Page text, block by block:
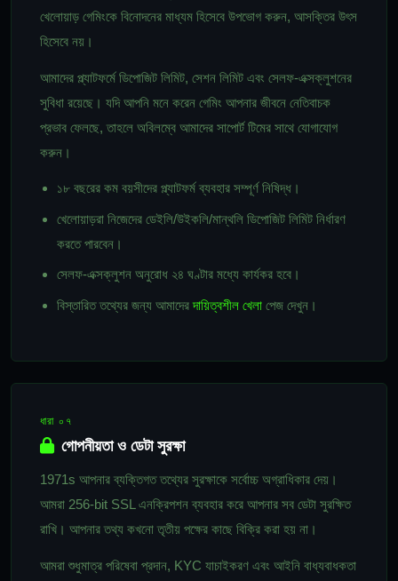
খেলোয়াড় গেমিংকে বিনোদনের মাধ্যম হিসেবে উপভোগ করুন, আসক্তির উৎস
হিসেবে নয়।
আমাদের প্ল্যাটফর্মে ডিপোজিট লিমিট, সেশন লিমিট এবং সেলফ-এক্সক্লুশনের
সুবিধা রয়েছে। যদি আপনি মনে করেন গেমিং আপনার জীবনে নেতিবাচক
প্রভাব ফেলছে, তাহলে অবিলম্বে আমাদের সাপোর্ট টিমের সাথে যোগাযোগ
করুন।
১৮ বছরের কম বয়সীদের প্ল্যাটফর্ম ব্যবহার সম্পূর্ণ নিষিদ্ধ।
খেলোয়াড়রা নিজেদের ডেইলি/উইকলি/মান্থলি ডিপোজিট লিমিট নির্ধারণ
করতে পারবেন।
সেলফ-এক্সক্লুশন অনুরোধ ২৪ ঘণ্টার মধ্যে কার্যকর হবে।
বিস্তারিত তথ্যের জন্য আমাদেরদায়িত্বশীল খেলা পেজ দেখুন।
ধারা ০৭
গোপনীয়তা ও ডেটা সুরক্ষা
1971s আপনার ব্যক্তিগত তথ্যের সুরক্ষাকে সর্বোচ্চ অগ্রাধিকার দেয়।
আমরা 256-bit SSL এনক্রিপশন ব্যবহার করে আপনার সব ডেটা সুরক্ষিত
রাখি। আপনার তথ্য কখনো তৃতীয় পক্ষের কাছে বিক্রি করা হয় না।
আমরা শুধুমাত্র পরিষেবা প্রদান, KYC যাচাইকরণ এবং আইনি বাধ্যবাধকতা